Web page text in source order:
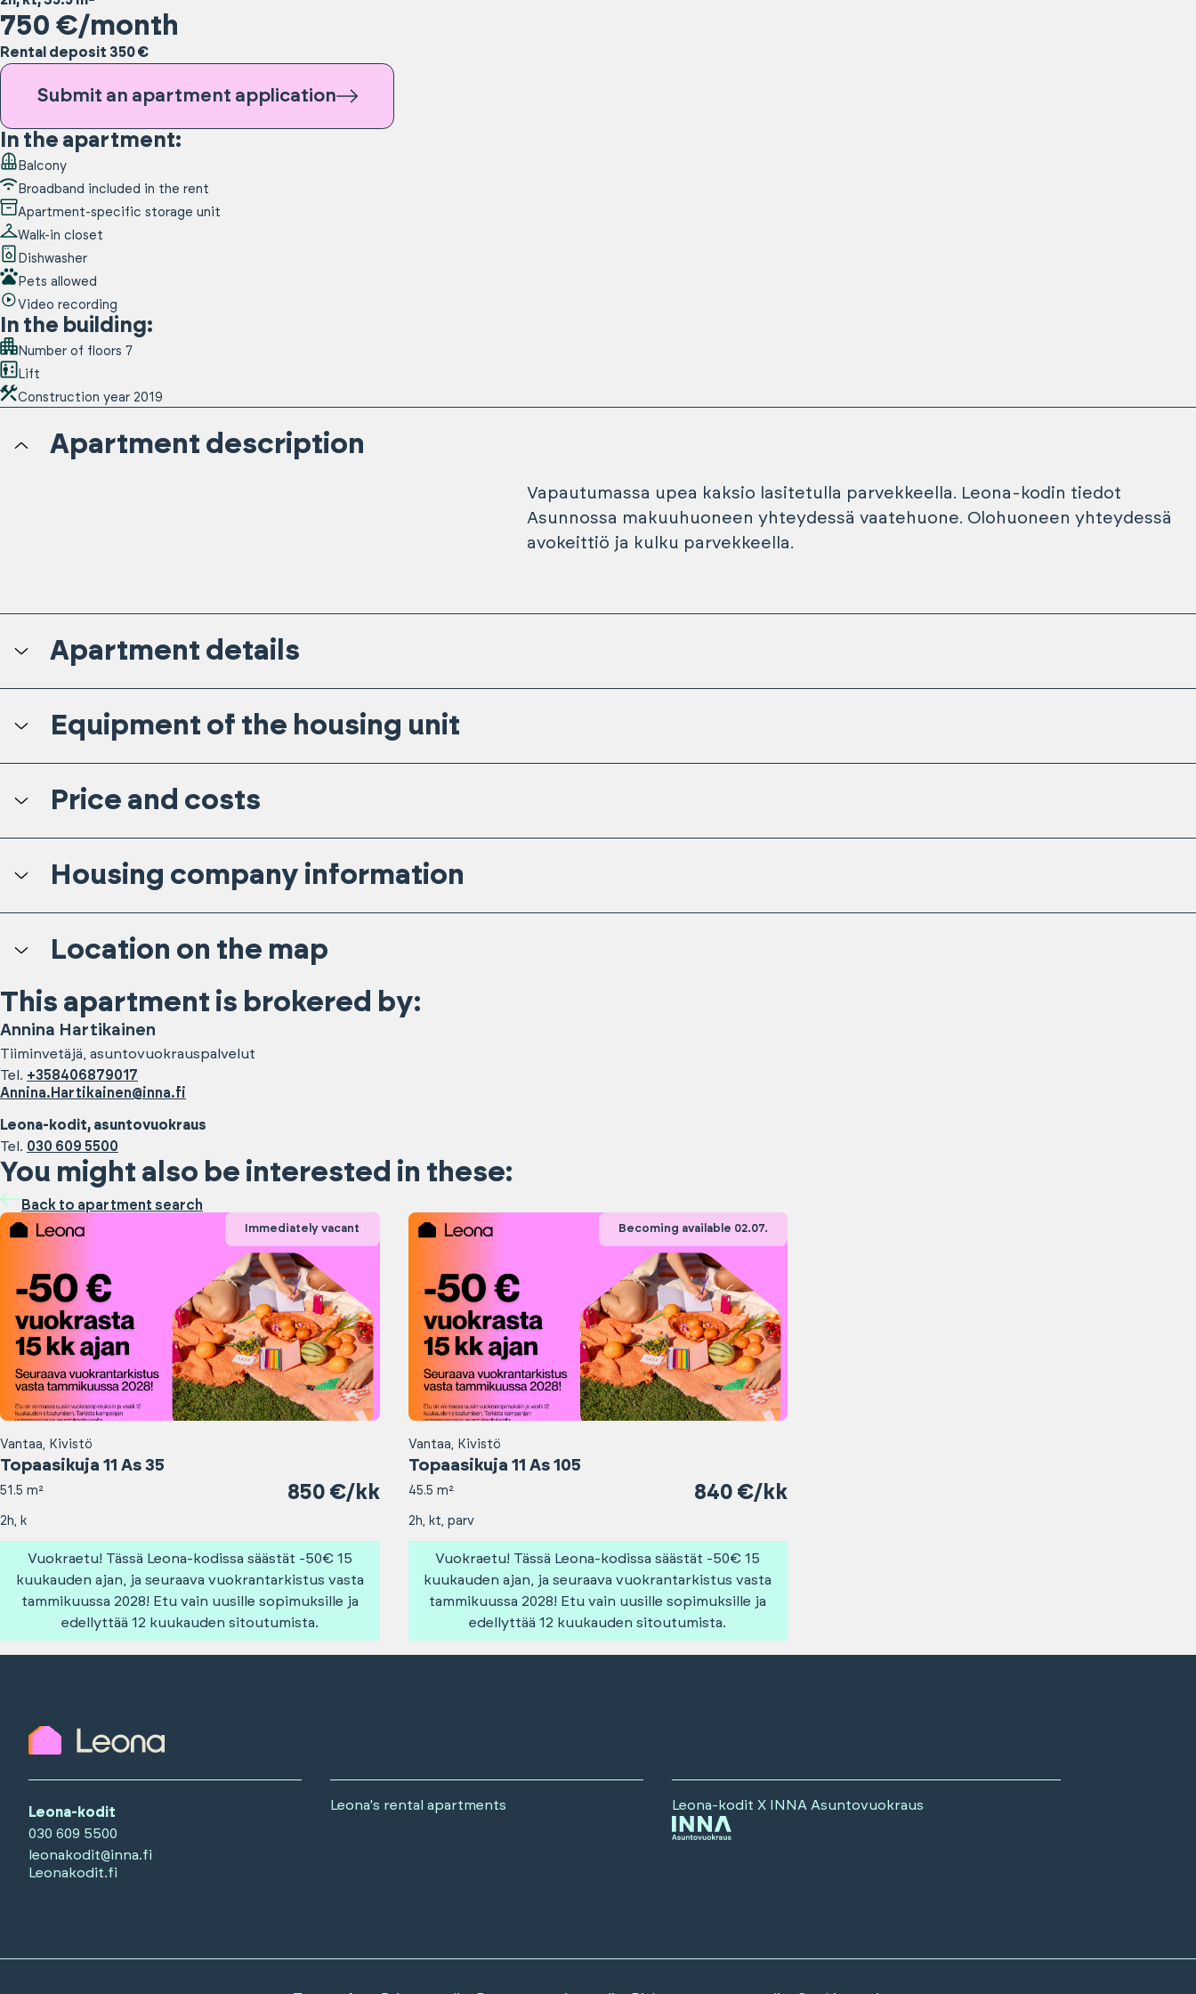
750 €/month
Rental deposit 350 €
Submit an apartment application
In the apartment:
Balcony
Broadband included in the rent
Apartment-specific storage unit
Walk-in closet
Dishwasher
Pets allowed
Video recording
In the building:
Number of floors 7
Lift
Construction year 2019
Apartment description
Vapautumassa upea kaksio lasitetulla parvekkeella. Leona-kodin tiedot
Asunnossa makuuhuoneen yhteydessä vaatehuone. Olohuoneen yhteydessä
avokeittiö ja kulku parvekkeella.
Apartment details
Equipment of the housing unit
Price and costs
Housing company information
Location on the map
This apartment is brokered by:
Annina Hartikainen
Tiiminvetäjä, asuntovuokrauspalvelut
Tel. +358406879017
Annina.Hartikainen@inna.fi
Leona-kodit, asuntovuokraus
Tel. 030 609 5500
You might also be interested in these:
Back to apartment search
Immediately vacant
Vantaa, Kivistö
Topaasikuja 11 As 35
51.5 m² 850 €/kk
2h, k
Vuokraetu! Tässä Leona-kodissa säästät -50€ 15
kuukauden ajan, ja seuraava vuokrantarkistus vasta
tammikuussa 2028! Etu vain uusille sopimuksille ja
edellyttää 12 kuukauden sitoutumista.
Becoming available 02.07.
Vantaa, Kivistö
Topaasikuja 11 As 105
45.5 m² 840 €/kk
2h, kt, parv
Vuokraetu! Tässä Leona-kodissa säästät -50€ 15
kuukauden ajan, ja seuraava vuokrantarkistus vasta
tammikuussa 2028! Etu vain uusille sopimuksille ja
edellyttää 12 kuukauden sitoutumista.
Leona-kodit
030 609 5500
leonakodit@inna.fi
Leonakodit.fi
Leona's rental apartments Leona-kodit X INNA Asuntovuokraus